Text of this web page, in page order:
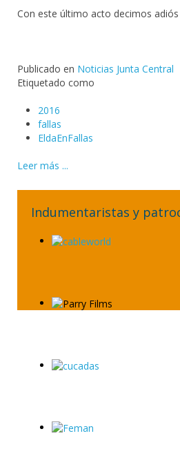
Con este último acto decimos
Publicado en Noticias Junta Central
Etiquetado como
2016
fallas
EldaEnFallas
Leer más ...
Indumentaristas y